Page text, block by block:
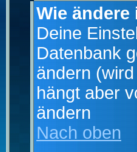
Wie
Deine
Datenbank
ändern
hängt aber
ändern
Nach oben